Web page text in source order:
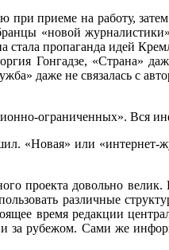
приеме на работу,
«новой
стала пропаганда идей
Гонгадзе, «Страна»
даже не связалась с
ограниченных». Вся
«Новая» или
проекта довольно
различные
время редакции
за рубежом. Сами же